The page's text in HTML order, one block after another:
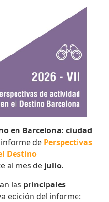
en Barcelona: ciudad
de Perspectivas
Destino
al mes de julio.
las principales
edición del informe: